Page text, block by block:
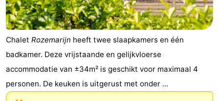
Chalet Rozemarijn heeft twee slaapkamers en één
badkamer. Deze vrijstaande en gelijkvloerse
accommodatie van ±34m² is geschikt voor maximaal 4
personen. De keuken is uitgerust met onder ...